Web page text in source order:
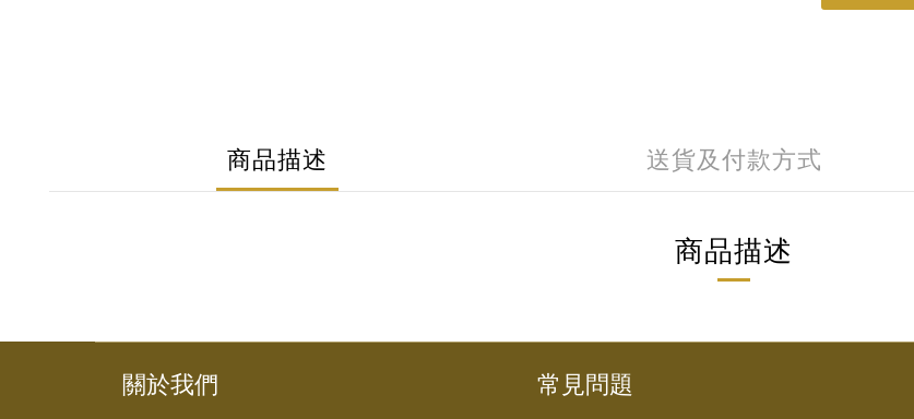
商品描述 送貨及付款方式
商品描述
關於我們 常見問題